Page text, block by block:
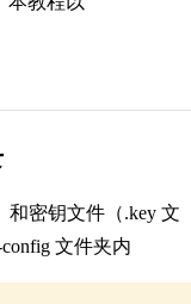
和密钥文件（.key 文
文件夹内